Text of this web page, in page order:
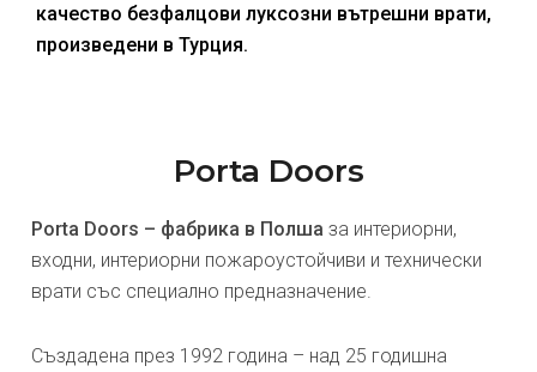
качество безфалцови луксозни вътрешни врати,
произведени в Турция.
Porta Doors
Porta Doors – фабрика в Полша за интериорни,
входни, интериорни пожароустойчиви и технически
врати със специално предназначение.
Създадена през 1992 година – над 25 годишна